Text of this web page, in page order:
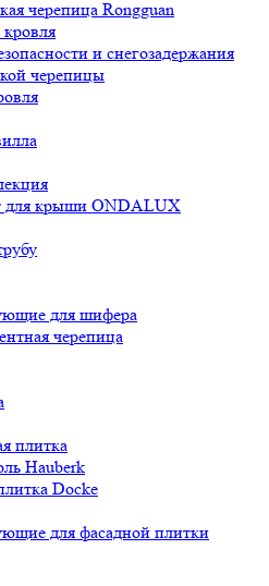
черепица Rongguan
и снегозадержания
черепицы
для крыши ONDALUX
для шифера
черепица
плитка
Hauberk
Docke
для фасадной плитки